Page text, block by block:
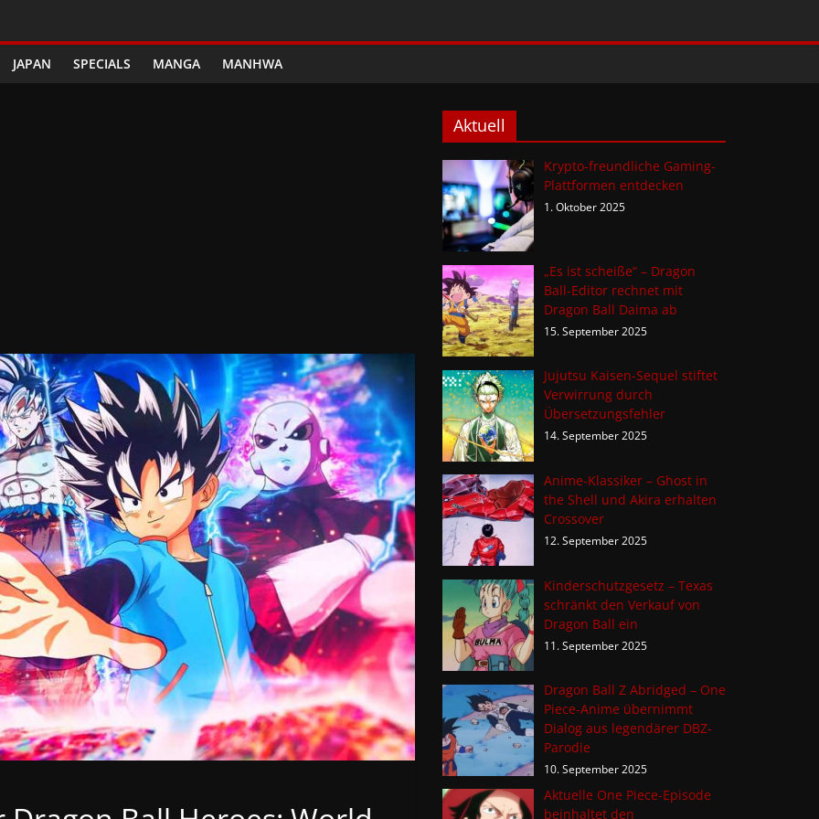
JAPAN SPECIALS MANGA MANHWA
Aktuell
Krypto-freundliche Gaming-
Plattformen entdecken
1. Oktober 2025
„Es ist scheiße“ – Dragon
Ball-Editor rechnet mit
Dragon Ball Daima ab
15. September 2025
Jujutsu Kaisen-Sequel stiftet
Verwirrung durch
Übersetzungsfehler
14. September 2025
Anime-Klassiker – Ghost in
the Shell und Akira erhalten
Crossover
12. September 2025
Kinderschutzgesetz – Texas
schränkt den Verkauf von
Dragon Ball ein
11. September 2025
Dragon Ball Z Abridged – One
Piece-Anime übernimmt
Dialog aus legendärer DBZ-
Parodie
10. September 2025
Aktuelle One Piece-Episode
beinhaltet den